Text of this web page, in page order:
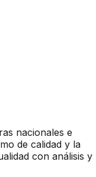
nacionales e
de calidad y la
con análisis y